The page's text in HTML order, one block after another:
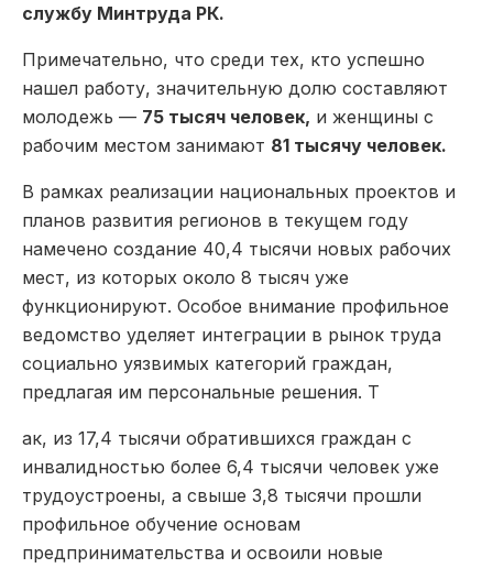
службу Минтруда РК.
Примечательно, что среди тех, кто успешно
нашел работу, значительную долю составляют
молодежь — 75 тысяч человек, и женщины с
рабочим местом занимают 81 тысячу человек.
В рамках реализации национальных проектов и
планов развития регионов в текущем году
намечено создание 40,4 тысячи новых рабочих
мест, из которых около 8 тысяч уже
функционируют. Особое внимание профильное
ведомство уделяет интеграции в рынок труда
социально уязвимых категорий граждан,
предлагая им персональные решения. Т
ак, из 17,4 тысячи обратившихся граждан с
инвалидностью более 6,4 тысячи человек уже
трудоустроены, а свыше 3,8 тысячи прошли
профильное обучение основам
предпринимательства и освоили новые